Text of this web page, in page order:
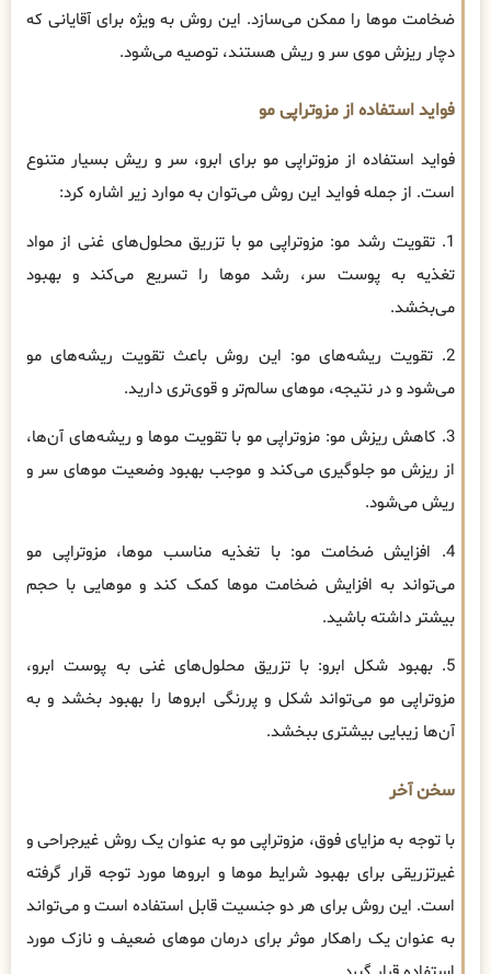
ضخامت موها را ممکن می‌سازد. این روش به ویژه برای آقایانی که
دچار ریزش موی سر و ریش هستند، توصیه می‌شود.
فواید استفاده از مزوتراپی مو
فواید استفاده از مزوتراپی مو برای ابرو، سر و ریش بسیار متنوع
است. از جمله فواید این روش می‌توان به موارد زیر اشاره کرد:
1. تقویت رشد مو: مزوتراپی مو با تزریق محلول‌های غنی از مواد
تغذیه به پوست سر، رشد موها را تسریع می‌کند و بهبود
می‌بخشد.
2. تقویت ریشه‌های مو: این روش باعث تقویت ریشه‌های مو
می‌شود و در نتیجه، موهای سالم‌تر و قوی‌تری دارید.
3. کاهش ریزش مو: مزوتراپی مو با تقویت موها و ریشه‌های آن‌ها،
از ریزش مو جلوگیری می‌کند و موجب بهبود وضعیت موهای سر و
ریش می‌شود.
4. افزایش ضخامت مو: با تغذیه مناسب موها، مزوتراپی مو
می‌تواند به افزایش ضخامت موها کمک کند و موهایی با حجم
بیشتر داشته باشید.
5. بهبود شکل ابرو: با تزریق محلول‌های غنی به پوست ابرو،
مزوتراپی مو می‌تواند شکل و پررنگی ابروها را بهبود بخشد و به
آن‌ها زیبایی بیشتری ببخشد.
سخن آخر
با توجه به مزایای فوق، مزوتراپی مو به عنوان یک روش غیرجراحی و
غیرتزریقی برای بهبود شرایط موها و ابروها مورد توجه قرار گرفته
است. این روش برای هر دو جنسیت قابل استفاده است و می‌تواند
به عنوان یک راهکار موثر برای درمان موهای ضعیف و نازک مورد